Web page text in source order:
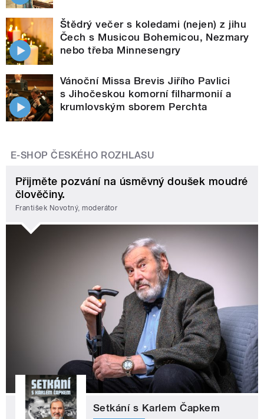
Štědrý večer s koledami (nejen) z jihu
Čech s Musicou Bohemicou, Nezmary
nebo třeba Minnesengry
Vánoční Missa Brevis Jiřího Pavlici
s Jihočeskou komorní filharmonií a
krumlovským sborem Perchta
E-SHOP ČESKÉHO ROZHLASU
Přijměte pozvání na úsměvný doušek moudré
člověčiny.
František Novotný, moderátor
Setkání s Karlem Čapkem